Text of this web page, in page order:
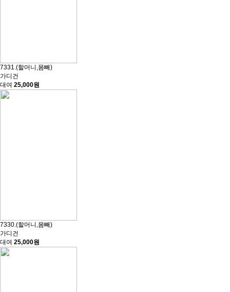
7331.(할머니,몸빼)
가디건
대여 25,000원
7330.(할머니,몸빼)
가디건
대여 25,000원